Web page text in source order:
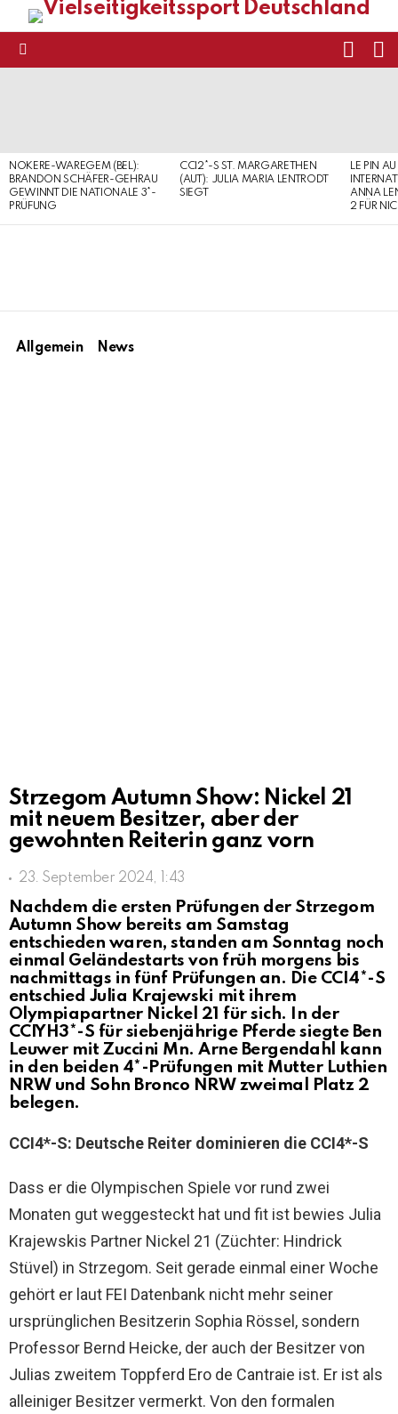
NOKERE-WAREGEM (BEL):
BRANDON SCHÄFER-GEHRAU
GEWINNT DIE NATIONALE 3*-
PRÜFUNG
CCI2*-S ST. MARGARETHEN
(AUT): JULIA MARIA LENTRODT
SIEGT
LE PIN
ANNA
2 FÜR
Allgemein News
Strzegom Autumn Show: Nickel 21
mit neuem Besitzer, aber der
gewohnten Reiterin ganz vorn
23. September 2024, 1:43
Nachdem die ersten Prüfungen der Strzegom
Autumn Show bereits am Samstag
entschieden waren, standen am Sonntag noch
einmal Geländestarts von früh morgens bis
nachmittags in fünf Prüfungen an. Die CCI4*-S
entschied Julia Krajewski mit ihrem
Olympiapartner Nickel 21 für sich. In der
CCIYH3*-S für siebenjährige Pferde siegte Ben
Leuwer mit Zuccini Mn. Arne Bergendahl kann
in den beiden 4*-Prüfungen mit Mutter Luthien
NRW und Sohn Bronco NRW zweimal Platz 2
belegen.
CCI4*-S: Deutsche Reiter dominieren die CCI4*-S
Dass er die Olympischen Spiele vor rund zwei
Monaten gut weggesteckt hat und fit ist bewies Julia
Krajewskis Partner Nickel 21 (Züchter: Hindrick
Stüvel) in Strzegom. Seit gerade einmal einer Woche
gehört er laut FEI Datenbank nicht mehr seiner
ursprünglichen Besitzerin Sophia Rössel, sondern
Professor Bernd Heicke, der auch der Besitzer von
Julias zweitem Toppferd Ero de Cantraie ist. Er ist als
alleiniger Besitzer vermerkt. Von den formalen